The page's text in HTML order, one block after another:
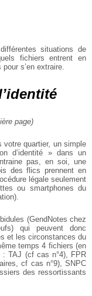
situations de
fichiers entrent en
s’en extraire.
page)
quartier, un simple
d’identité » dans un
pas, en soi, une
des flics prennent en
légale seulement
ou smartphones du
(GendNotes chez
qui peuvent donc
et les circonstances du
temps 4 fichiers (en
: TAJ (cf cas n°4), FPR
cf cas n°9), SNPC
des ressortissants